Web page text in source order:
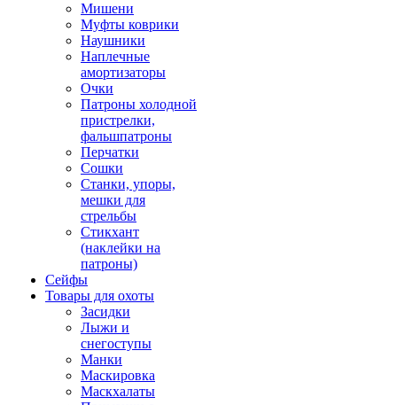
Мишени
Муфты коврики
Наушники
Наплечные
амортизаторы
Очки
Патроны холодной
пристрелки,
фальшпатроны
Перчатки
Сошки
Станки, упоры,
мешки для
стрельбы
Стикхант
(наклейки на
патроны)
Сейфы
Товары для охоты
Засидки
Лыжи и
снегоступы
Манки
Маскировка
Маскхалаты